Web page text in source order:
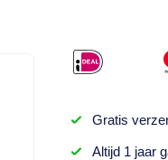
Gratis
Altijd 1 jaar